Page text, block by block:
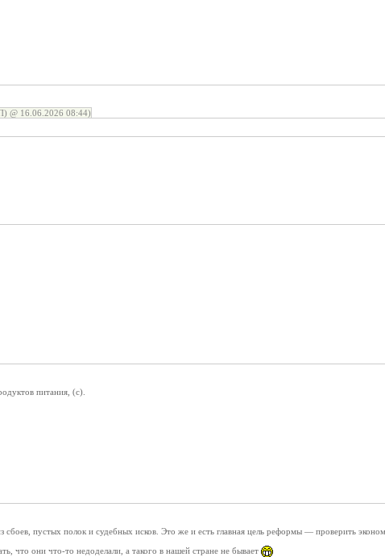
@ 16.06.2026 08:44)
питания, (с).
пустых полок и судебных исков. Это же и есть главная цель реформы — проверить
что они что-то недоделали, а такого в нашей стране не бывает